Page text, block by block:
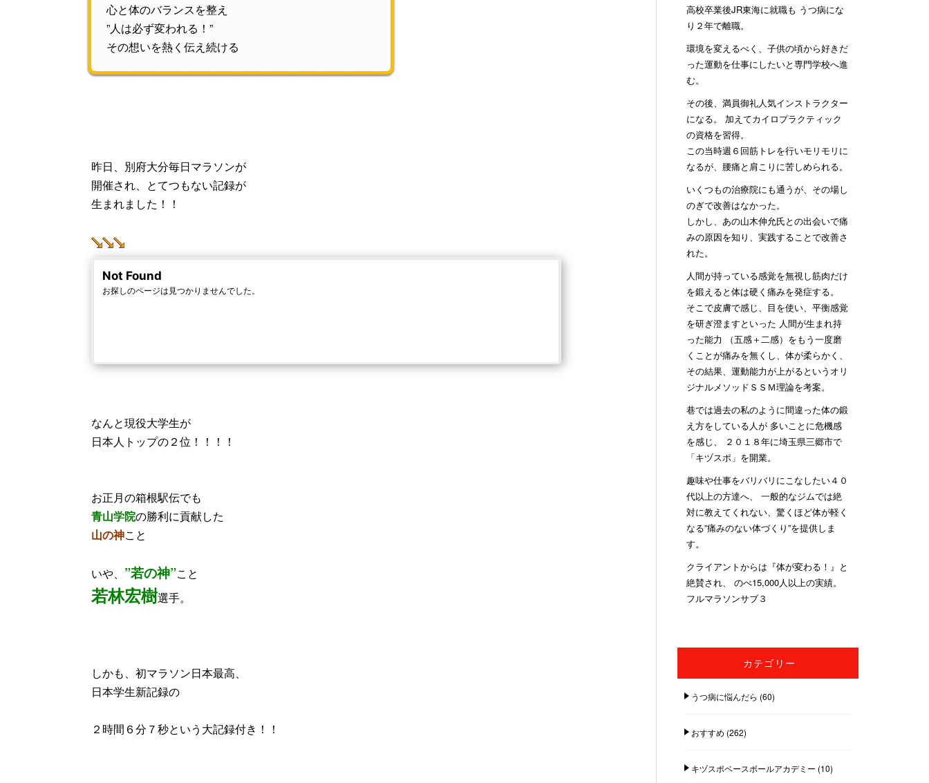
心と体のバランスを整え
”人は必ず変われる！”
その想いを熱く伝え続ける
昨日、別府大分毎日マラソンが
開催され、とてつもない記録が
生まれました！！
なんと現役大学生が
日本人トップの２位！！！！
お正月の箱根駅伝でも
青山学院の勝利に貢献した
山の神こと
いや、 ”若の神”こと
若林宏樹選手。
しかも、初マラソン日本最高、
日本学生新記録の
２時間６分７秒という大記録付き！！
高校卒業後JR東海に就職も うつ病にな
り２年で離職。
環境を変えるべく、子供の頃から好きだ
った運動を仕事にしたいと専門学校へ進
む。
その後、満員御礼人気インストラクター
になる。 加えてカイロプラクティック
の資格を習得。
この当時週６回筋トレを行いモリモリに
なるが、腰痛と肩こりに苦しめられる。
いくつもの治療院にも通うが、その場し
のぎで改善はなかった。
しかし、あの山木伸允氏との出会いで痛
みの原因を知り、実践することで改善さ
れた。
人間が持っている感覚を無視し筋肉だけ
を鍛えると体は硬く痛みを発症する。
そこで皮膚で感じ、目を使い、平衡感覚
を研ぎ澄ますといった 人間が生まれ持
った能力 （五感＋二感）をもう一度磨
くことが痛みを無くし、体が柔らかく、
その結果、運動能力が上がるというオリ
ジナルメソッドＳＳＭ理論を考案。
巷では過去の私のように間違った体の鍛
え方をしている人が 多いことに危機感
を感じ、 ２０１８年に埼玉県三郷市で
「キヅスポ」を開業。
趣味や仕事をバリバリにこなしたい４０
代以上の方達へ、 一般的なジムでは絶
対に教えてくれない、驚くほど体が軽く
なる”痛みのない体づくり”を提供しま
す。
クライアントからは『体が変わる！』と
絶賛され、 のべ15,000人以上の実績。
フルマラソンサブ３
カテゴリー
うつ病に悩んだら (60)
おすすめ (262)
キヅスポベースボールアカデミー (10)